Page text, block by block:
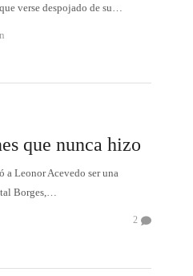
verse despojado de su…
que nunca hizo
a Leonor Acevedo ser una
tal Borges,…
2